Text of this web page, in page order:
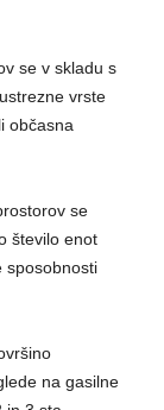
se v skladu s
vrste
občasna
se
število enot
sposobnosti
na gasilne